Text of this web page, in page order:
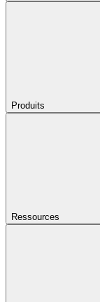
Produits
Ressources